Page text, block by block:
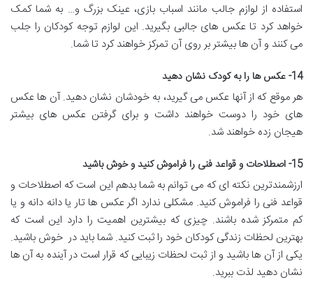
استفاده از لوازم جالب مانند اسباب بازی، عینک بزرگ و… به شما کمک
خواهد کرد تا عکس های جالبی بگیرید. این لوازم توجه کودکان را جلب
می کنند و آن ها بیشتر بر روی آن تمرکز خواهند کرد تا شما.
14- عكس ها را به کودک نشان دهید
هر موقع که از آنها عكس می گیرید، به خودشان نشان دهید. آن ها عکس
های خود را دوست خواهند داشت و برای گرفتن عكس های بیشتر
هیجان زده خواهند شد.
15- اصطلاحات و قواعد فنی را فراموش كنید و خوش باشید
ارزشمندترین نكته ای که می توانم به شما بدهم این است كه اصطلاحات و
قواعد فنی را فراموش كنید. مشكلی ندارد اگر عکس ها تار یا دانه دانه و یا
کم متمركز شده باشند. چیزی که بیشترین اهمیت را دارد این است که
بهترین لحظات زندگی کودکان خود را ثبت کنید. شما باید در خوش باشید.
یکی از آن ها باشید و از ثبت لحظات زیبایی كه قرار است در آینده به آن ها
نشان دهید لذت ببرید.